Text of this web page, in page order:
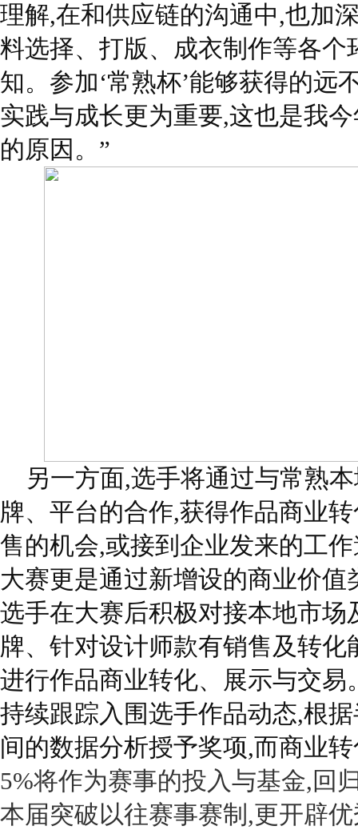
理解,在和供应链的沟通中,也加
料选择、打版、成衣制作等各个
知。参加‘常熟杯’能够获得的远
实践与成长更为重要,这也是我
的原因。”
另一方面,选手将通过与常熟
牌、平台的合作,获得作品商业
售的机会,或接到企业发来的工
大赛更是通过新增设的商业价值
选手在大赛后积极对接本地市场
牌、针对设计师款有销售及转化
进行作品商业转化、展示与交易
持续跟踪入围选手作品动态,根
间的数据分析授予奖项,而商业
5%将作为赛事的投入与基金,回
本届突破以往赛事赛制,更开辟